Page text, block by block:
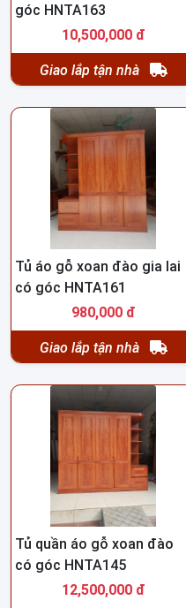
góc HNTA163
10,500,000 đ
Giao lắp tận nhà
Tủ áo gỗ xoan đào gia lai
có góc HNTA161
980,000 đ
Giao lắp tận nhà
Tủ quần áo gỗ xoan đào
có góc HNTA145
12,500,000 đ